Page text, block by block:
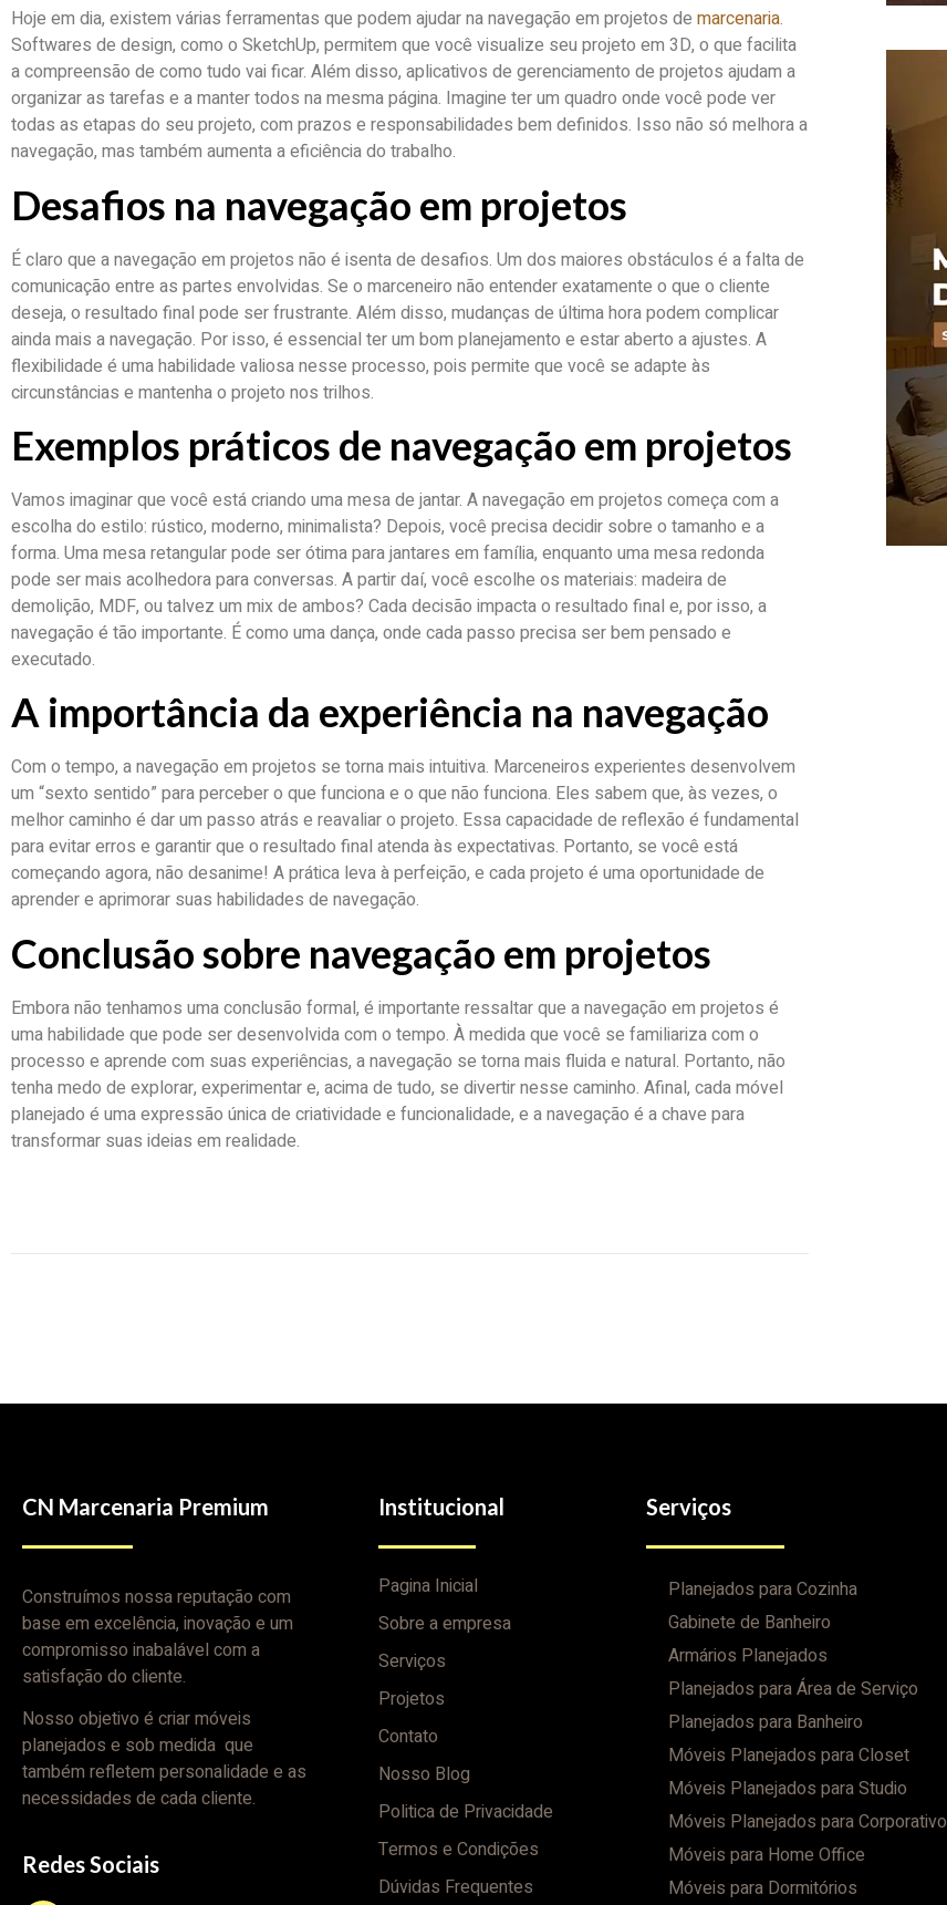
Hoje em dia, existem várias ferramentas que podem ajudar na navegação em projetos de marcenaria.
Softwares de design, como o SketchUp, permitem que você visualize seu projeto em 3D, o que facilita
a compreensão de como tudo vai ficar. Além disso, aplicativos de gerenciamento de projetos ajudam a
organizar as tarefas e a manter todos na mesma página. Imagine ter um quadro onde você pode ver
todas as etapas do seu projeto, com prazos e responsabilidades bem definidos. Isso não só melhora a
navegação, mas também aumenta a eficiência do trabalho.
Desafios na navegação em projetos
É claro que a navegação em projetos não é isenta de desafios. Um dos maiores obstáculos é a falta de
comunicação entre as partes envolvidas. Se o marceneiro não entender exatamente o que o cliente
deseja, o resultado final pode ser frustrante. Além disso, mudanças de última hora podem complicar
ainda mais a navegação. Por isso, é essencial ter um bom planejamento e estar aberto a ajustes. A
flexibilidade é uma habilidade valiosa nesse processo, pois permite que você se adapte às
circunstâncias e mantenha o projeto nos trilhos.
Exemplos práticos de navegação em projetos
Vamos imaginar que você está criando uma mesa de jantar. A navegação em projetos começa com a
escolha do estilo: rústico, moderno, minimalista? Depois, você precisa decidir sobre o tamanho e a
forma. Uma mesa retangular pode ser ótima para jantares em família, enquanto uma mesa redonda
pode ser mais acolhedora para conversas. A partir daí, você escolhe os materiais: madeira de
demolição, MDF, ou talvez um mix de ambos? Cada decisão impacta o resultado final e, por isso, a
navegação é tão importante. É como uma dança, onde cada passo precisa ser bem pensado e
executado.
A importância da experiência na navegação
Com o tempo, a navegação em projetos se torna mais intuitiva. Marceneiros experientes desenvolvem
um “sexto sentido” para perceber o que funciona e o que não funciona. Eles sabem que, às vezes, o
melhor caminho é dar um passo atrás e reavaliar o projeto. Essa capacidade de reflexão é fundamental
para evitar erros e garantir que o resultado final atenda às expectativas. Portanto, se você está
começando agora, não desanime! A prática leva à perfeição, e cada projeto é uma oportunidade de
aprender e aprimorar suas habilidades de navegação.
Conclusão sobre navegação em projetos
Embora não tenhamos uma conclusão formal, é importante ressaltar que a navegação em projetos é
uma habilidade que pode ser desenvolvida com o tempo. À medida que você se familiariza com o
processo e aprende com suas experiências, a navegação se torna mais fluida e natural. Portanto, não
tenha medo de explorar, experimentar e, acima de tudo, se divertir nesse caminho. Afinal, cada móvel
planejado é uma expressão única de criatividade e funcionalidade, e a navegação é a chave para
transformar suas ideias em realidade.
CN Marcenaria Premium
Construímos nossa reputação com
base em excelência, inovação e um
compromisso inabalável com a
satisfação do cliente.
Nosso objetivo é criar móveis
planejados e sob medida que
também refletem personalidade e as
necessidades de cada cliente.
Redes Sociais
Institucional
Pagina Inicial
Sobre a empresa
Serviços
Projetos
Contato
Nosso Blog
Politica de Privacidade
Termos e Condições
Dúvidas Frequentes
Serviços
Planejados para Cozinha
Gabinete de Banheiro
Armários Planejados
Planejados para Área de Serviço
Planejados para Banheiro
Móveis Planejados para Closet
Móveis Planejados para Studio
Móveis Planejados para Corporativo
Móveis para Home Office
Móveis para Dormitórios